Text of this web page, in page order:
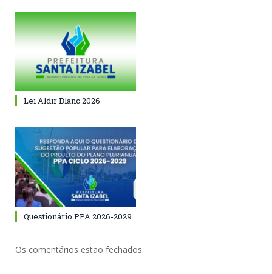
Lei Aldir Blanc 2026
Questionário PPA 2026-2029
Os comentários estão fechados.